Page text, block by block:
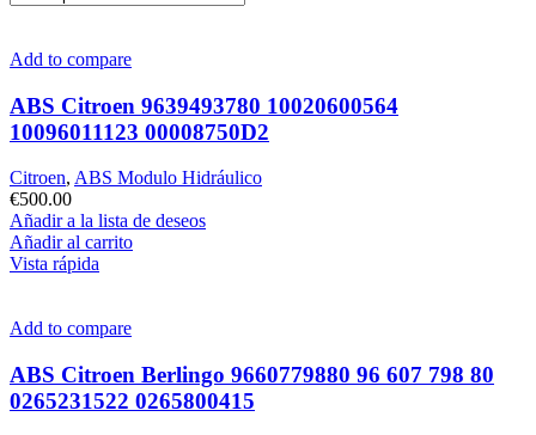
Add to compare
ABS Citroen 9639493780 10020600564
10096011123 00008750D2
Citroen, ABS Modulo Hidráulico
€500.00
Añadir a la lista de deseos
Añadir al carrito
Vista rápida
Add to compare
ABS Citroen Berlingo 9660779880 96 607 798 80
0265231522 0265800415